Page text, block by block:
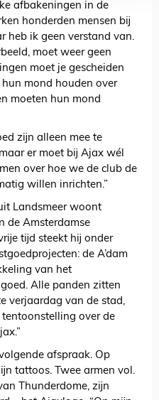
afbakeningen in de
honderden mensen bij
heb ik geen verstand van.
moet weer geen
moet je gescheiden
mond houden over
moeten hun mond
zijn alleen mee te
er moet bij Ajax wél
over hoe we de club de
willen inrichten.”
Landsmeer woont
de Amsterdamse
tijd steekt hij onder
de A’dam
van het
Alle panden zitten
verjaardag van de stad,
over de
afspraak. Op
tattoos. Twee armen vol.
Thunderdome, zijn